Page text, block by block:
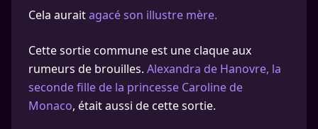
Cela auraitagacé son illustre mère.
Cette sortie commune est une claque aux
rumeurs de brouilles. Alexandra de Hanovre, la
seconde fille de la princesse Caroline de
Monaco, était aussi de cette sortie.